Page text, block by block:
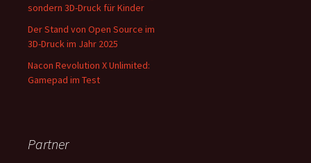
sondern 3D-Druck für Kinder
Der Stand von Open Source im
3D-Druck im Jahr 2025
Nacon Revolution X Unlimited:
Gamepad im Test
Partner